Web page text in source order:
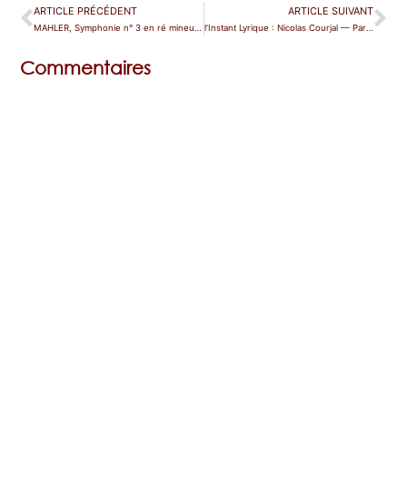
ARTICLE PRÉCÉDENT ARTICLE SUIVANT
l’Instant Lyrique : Nicolas Courjal — Paris (Elephant Paname)
Commentaires